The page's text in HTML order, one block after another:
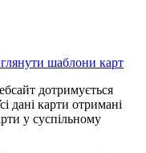
шаблони карт
дотримується
дані карти отримані
у суспільному